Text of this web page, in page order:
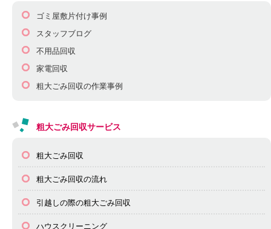
ゴミ屋敷片付け事例
スタッフブログ
不用品回収
家電回収
粗大ごみ回収の作業事例
粗大ごみ回収サービス
粗大ごみ回収
粗大ごみ回収の流れ
引越しの際の粗大ごみ回収
ハウスクリーニング